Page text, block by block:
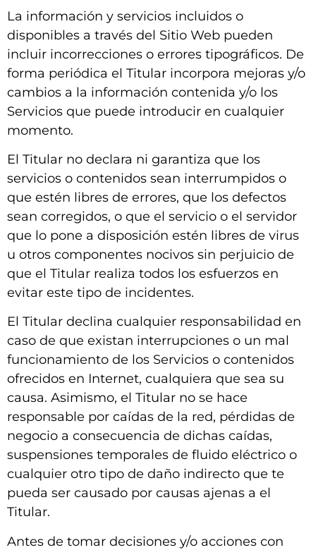
La información y servicios incluidos o
disponibles a través del Sitio Web pueden
incluir incorrecciones o errores tipográficos. De
forma periódica el Titular incorpora mejoras y/o
cambios a la información contenida y/o los
Servicios que puede introducir en cualquier
momento.
El Titular no declara ni garantiza que los
servicios o contenidos sean interrumpidos o
que estén libres de errores, que los defectos
sean corregidos, o que el servicio o el servidor
que lo pone a disposición estén libres de virus
u otros componentes nocivos sin perjuicio de
que el Titular realiza todos los esfuerzos en
evitar este tipo de incidentes.
El Titular declina cualquier responsabilidad en
caso de que existan interrupciones o un mal
funcionamiento de los Servicios o contenidos
ofrecidos en Internet, cualquiera que sea su
causa. Asimismo, el Titular no se hace
responsable por caídas de la red, pérdidas de
negocio a consecuencia de dichas caídas,
suspensiones temporales de fluido eléctrico o
cualquier otro tipo de daño indirecto que te
pueda ser causado por causas ajenas a el
Titular.
Antes de tomar decisiones y/o acciones con